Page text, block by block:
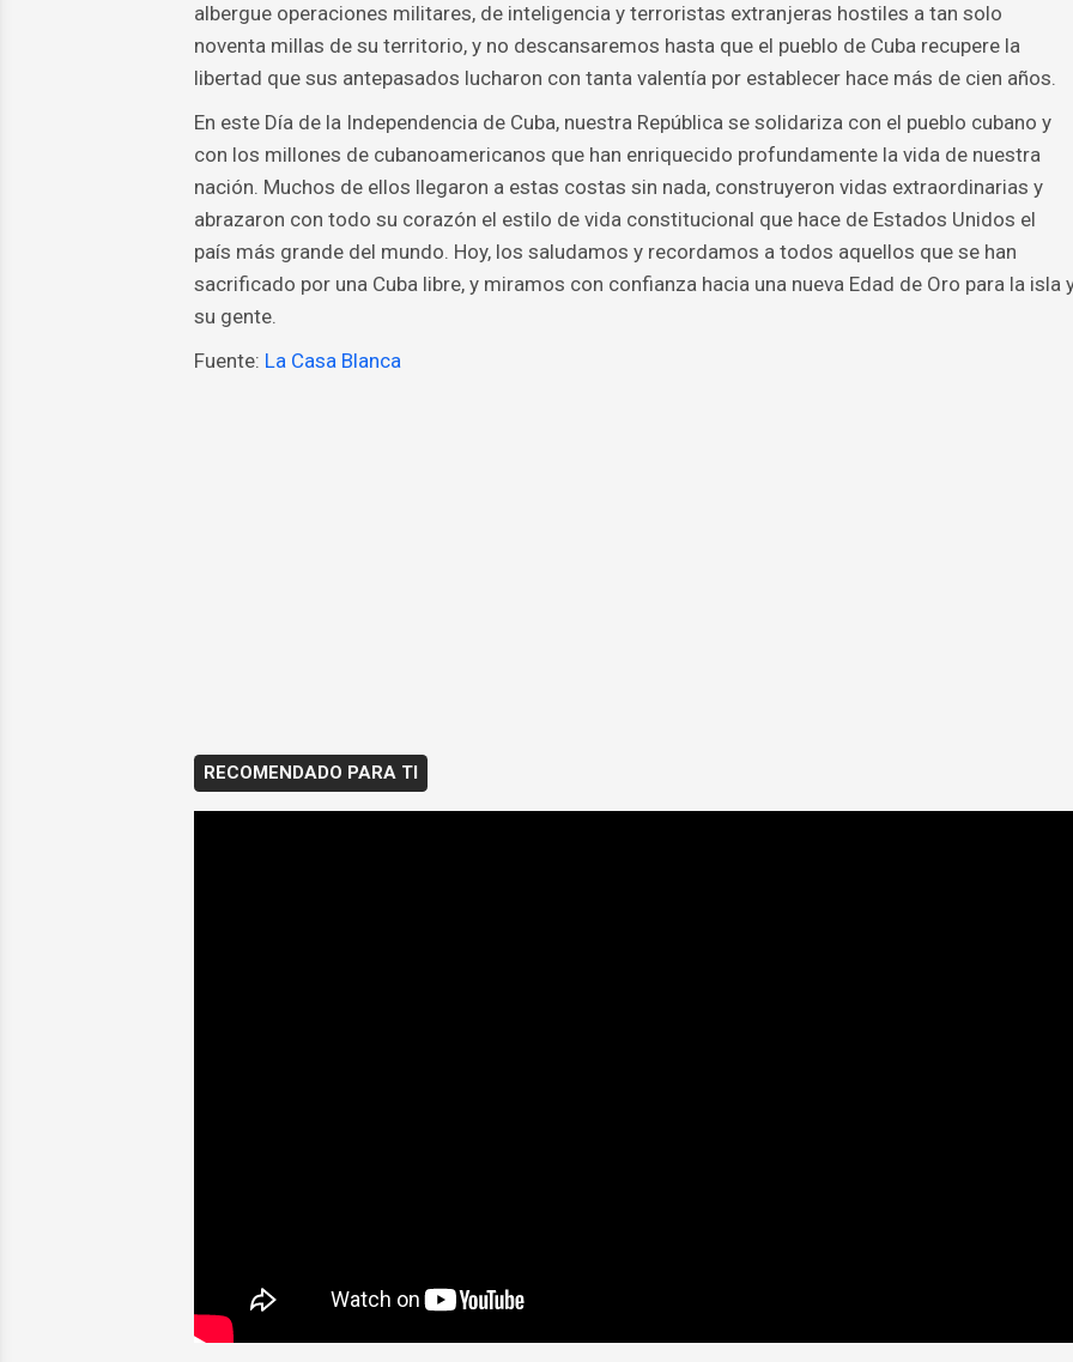
albergue operaciones militares, de inteligencia y terroristas extranjeras hostiles a tan solo
noventa millas de su territorio, y no descansaremos hasta que el pueblo de Cuba recupere la
libertad que sus antepasados ​​lucharon con tanta valentía por establecer hace más de cien años.
En este Día de la Independencia de Cuba, nuestra República se solidariza con el pueblo cubano y
con los millones de cubanoamericanos que han enriquecido profundamente la vida de nuestra
nación. Muchos de ellos llegaron a estas costas sin nada, construyeron vidas extraordinarias y
abrazaron con todo su corazón el estilo de vida constitucional que hace de Estados Unidos el
país más grande del mundo. Hoy, los saludamos y recordamos a todos aquellos que se han
sacrificado por una Cuba libre, y miramos con confianza hacia una nueva Edad de Oro para la isla
su gente.
Fuente: La Casa Blanca
RECOMENDADO PARA TI